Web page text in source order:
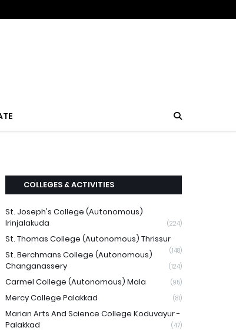
COLLEGES & ACTIVITIES
St. Joseph's College (Autonomous)
Irinjalakuda
(224)
St. Thomas College (Autonomous) Thrissur
(148)
St. Berchmans College (Autonomous)
Changanassery
(124)
Carmel College (Autonomous) Mala (95)
Mercy College Palakkad (81)
Marian Arts And Science College Koduvayur -
Palakkad
(47)